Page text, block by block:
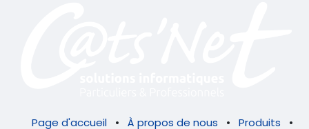
Page d'accueil • À propos de nous • Produits •